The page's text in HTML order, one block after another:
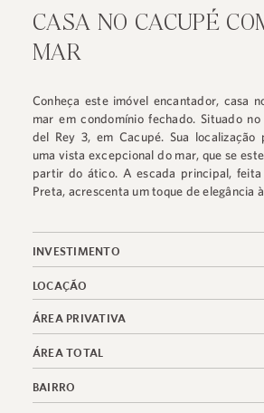
CASA NO CACUPÉ
MAR
Conheça este imóvel encantador, casa
mar em condomínio fechado. Situado
del Rey 3, em Cacupé. Sua localização
uma vista excepcional do mar, que se
partir do ático. A escada principal, feita
Preta, acrescenta um toque de elegância
INVESTIMENTO
LOCAÇÃO
ÁREA PRIVATIVA
ÁREA TOTAL
BAIRRO